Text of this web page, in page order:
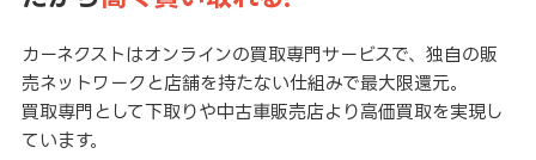
カーネクストはオンラインの買取専門サービスで、独自の販
売ネットワークと店舗を持たない仕組みで最大限還元。
買取専門として下取りや中古車販売店より高価買取を実現し
ています。